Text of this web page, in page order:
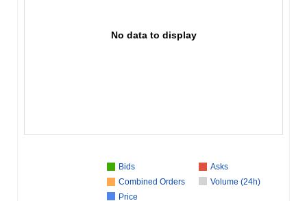
No data to display
Bids
Asks
Combined Orders
Volume (24h)
Price